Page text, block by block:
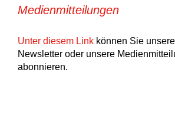
Medienmitteilungen
Unter diesem Link können Sie
Newsletter oder unsere
abonnieren.